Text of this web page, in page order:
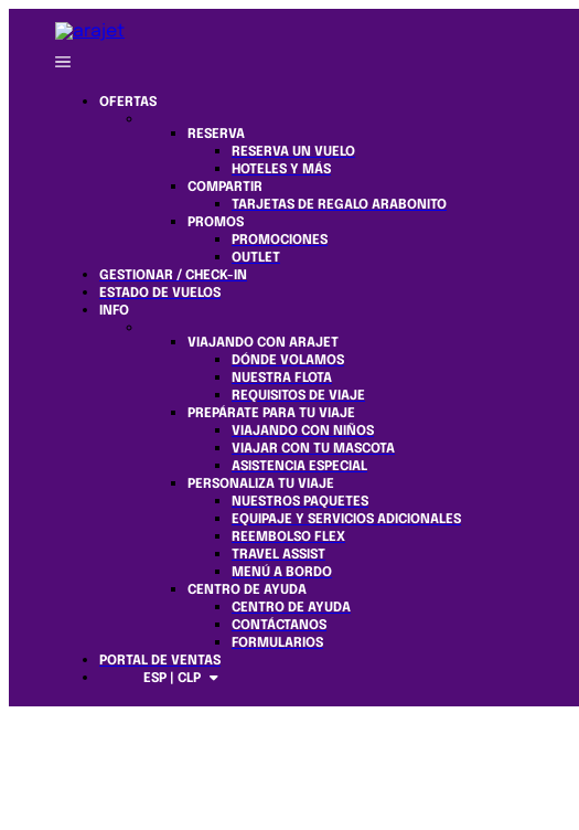
OFERTAS
RESERVA
RESERVA UN VUELO
HOTELES Y MÁS
COMPARTIR
TARJETAS DE REGALO ARABONITO
PROMOS
PROMOCIONES
OUTLET
GESTIONAR / CHECK-IN
ESTADO DE VUELOS
INFO
VIAJANDO CON ARAJET
DÓNDE VOLAMOS
NUESTRA FLOTA
REQUISITOS DE VIAJE
PREPÁRATE PARA TU VIAJE
VIAJANDO CON NIÑOS
VIAJAR CON TU MASCOTA
ASISTENCIA ESPECIAL
PERSONALIZA TU VIAJE
NUESTROS PAQUETES
EQUIPAJE Y SERVICIOS ADICIONALES
REEMBOLSO FLEX
TRAVEL ASSIST
MENÚ A BORDO
CENTRO DE AYUDA
CENTRO DE AYUDA
CONTÁCTANOS
FORMULARIOS
PORTAL DE VENTAS
ESP | CLP